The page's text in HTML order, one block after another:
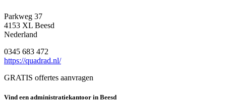
Parkweg 37
4153 XL Beesd
Nederland
0345 683 472
https://quadrad.nl/
GRATIS offertes aanvragen
Vind een administratiekantoor in Beesd